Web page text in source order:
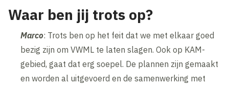
Waar ben jij trots op?
Marco: Trots ben op het feit dat we met elkaar goed
bezig zijn om VWML te laten slagen. Ook op KAM-
gebied, gaat dat erg soepel. De plannen zijn gemaakt
en worden al uitgevoerd en de samenwerking met